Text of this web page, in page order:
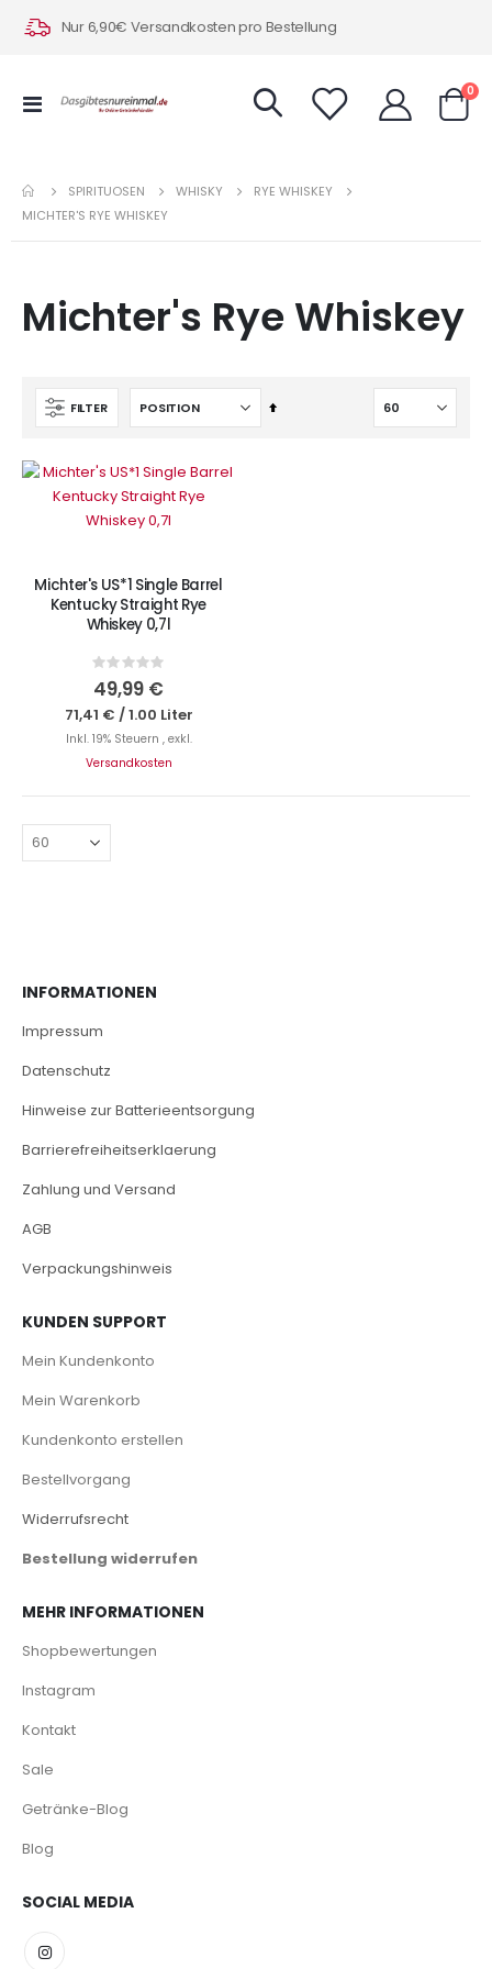
Nur 6,90€ Versandkosten pro Bestellung
Navigation
0
SPIRITUOSEN WHISKY
RYE WHISKEY
MICHTER'S RYE WHISKEY
Michter's Rye Whiskey
FILTER
In
IN DEN WARENKORB
Michter's US*1 Single Barrel
Kentucky Straight Rye
Whiskey 0,7l
Rating:
0%
49,99 €
71,41 € /1.00 Liter
Inkl. 19% Steuern , exkl.
Versandkosten
INFORMATIONEN
Impressum
Datenschutz
Hinweise zur Batterieentsorgung
Barrierefreiheitserklaerung
Zahlung und Versand
AGB
Verpackungshinweis
KUNDEN SUPPORT
Mein Kundenkonto
Mein Warenkorb
Kundenkonto erstellen
Bestellvorgang
Widerrufsrecht
Bestellung widerrufen
MEHR INFORMATIONEN
Shopbewertungen
Instagram
Kontakt
Sale
Getränke-Blog
Blog
SOCIAL MEDIA